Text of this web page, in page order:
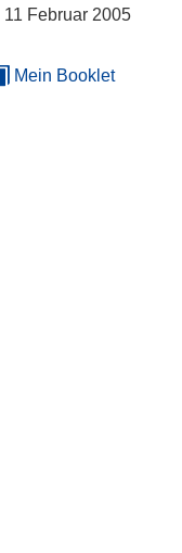
11 Februar 2005
Mein Booklet